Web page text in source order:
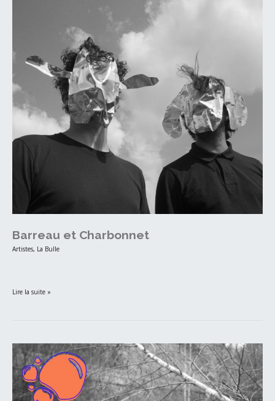
Barreau et Charbonnet
Artistes, La Bulle
Lire la suite »
Lucie
Malbéqui